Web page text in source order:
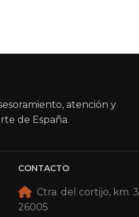
atención y
de España.
CONTACTO
Ctra. del cortijo, km. 3 |
26005